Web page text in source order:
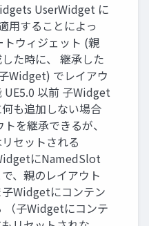
UserWidget に
用することによっ
トウィジェット (親
た時に、 継承した
Widget) でレイアウ
UE5.0 以前 子Widget
も追加しない場合
を継承できるが、
セットされる
にNamedSlot
、親のレイアウト
Widgetにコンテン
（子Widgetにコンテ